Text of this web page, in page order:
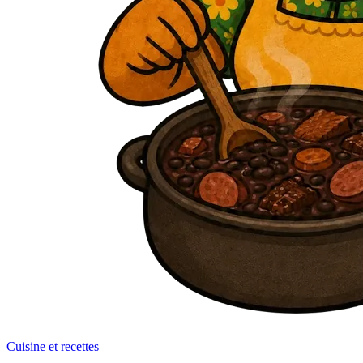
Cuisine et recettes